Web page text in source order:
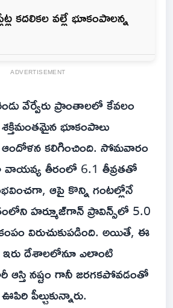
కదలికల వల్లే భూకంపాలన్న
ADVERTISEMENT
వేర్వేరు ప్రాంతాలలో కేవలం
భూకంపాలు
ఆందోళన కలిగించింది. సోమవారం
తీరంలో 6.1 తీవ్రతతో
ఆపై కొన్ని గంటల్లోనే
హర్మూజ్‌గాన్ ప్రావిన్స్‌లో 5.0
విరుచుకుపడింది. అయితే, ఈ
ఇరు దేశాలలోనూ ఎలాంటి
ఆస్తి నష్టం గానీ జరగకపోవడంతో
పీల్చుకున్నారు.